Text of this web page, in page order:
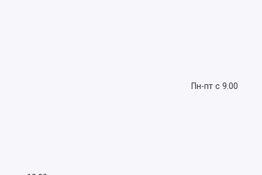
Пн-пт с 9.00